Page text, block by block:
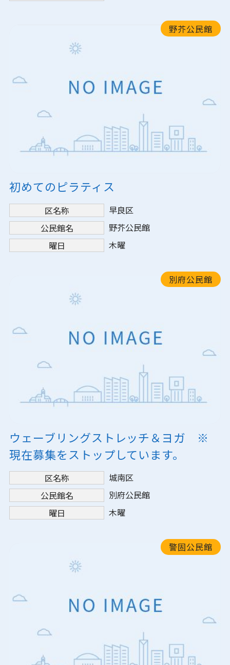
野芥公民館
初めてのピラティス
区名称
早良区
公民館名
野芥公民館
曜日
木曜
別府公民館
ウェーブリングストレッチ＆ヨガ ※
現在募集をストップしています。
区名称
城南区
公民館名
別府公民館
曜日
木曜
警固公民館